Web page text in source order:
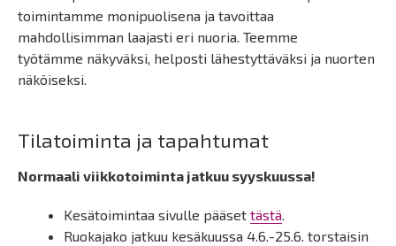
toimintamme monipuolisena ja tavoittaa
mahdollisimman laajasti eri nuoria. Teemme
työtämme näkyväksi, helposti lähestyttäväksi ja nuorten
näköiseksi.
Tilatoiminta ja tapahtumat
Normaali viikkotoiminta jatkuu syyskuussa!
Kesätoimintaa sivulle pääset tästä.
Ruokajako jatkuu kesäkuussa 4.6.-25.6. torstaisin